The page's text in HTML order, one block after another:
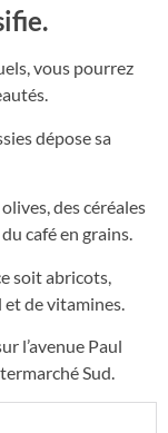
vous pourrez
dépose sa
des céréales
café en grains.
soit abricots,
de vitamines.
l’avenue Paul
Sud.